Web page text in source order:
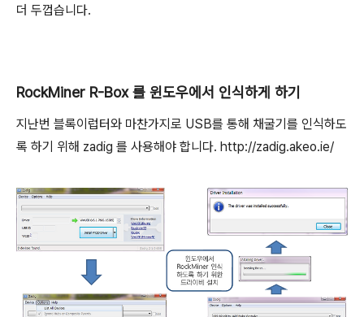
더 두껍습니다.
RockMiner R-Box 를 윈도우에서 인식하게 하기
지난번 블록이럽터와 마찬가지로 USB를 통해 채굴기를 인식하도
록 하기 위해 zadig 를 사용해야 합니다. http://zadig.akeo.ie/